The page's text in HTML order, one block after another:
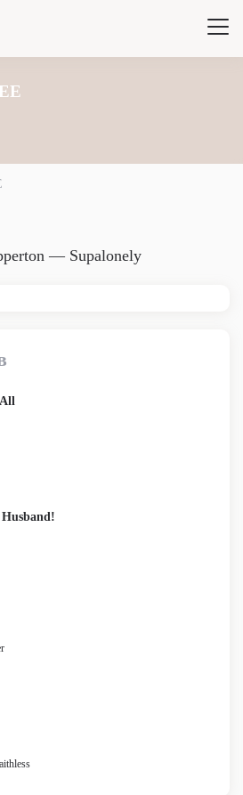
— Supalonely